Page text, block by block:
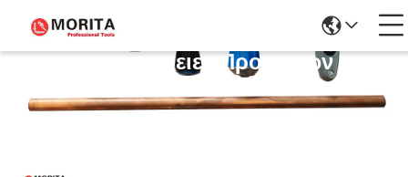
Λεπτομέρειες Προϊόντων